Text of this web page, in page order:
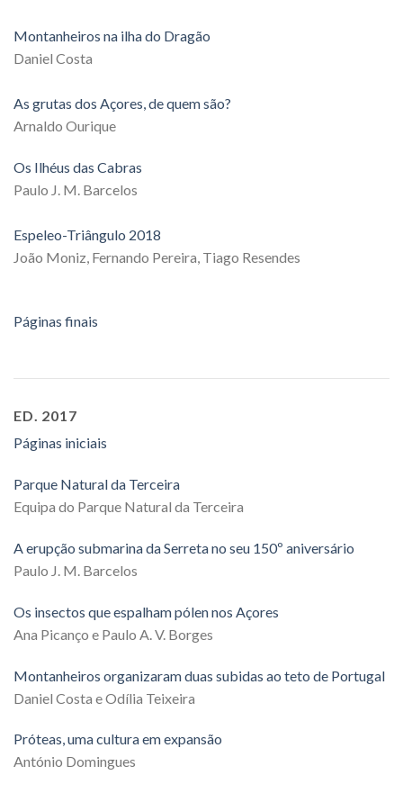
Montanheiros na ilha do Dragão
Daniel Costa
As grutas dos Açores, de quem são?
Arnaldo Ourique
Os Ilhéus das Cabras
Paulo J. M. Barcelos
Espeleo-Triângulo 2018
João Moniz, Fernando Pereira, Tiago Resendes
Páginas finais
ED. 2017
Páginas iniciais
Parque Natural da Terceira
Equipa do Parque Natural da Terceira
A erupção submarina da Serreta no seu 150º aniversário
Paulo J. M. Barcelos
Os insectos que espalham pólen nos Açores
Ana Picanço e Paulo A. V. Borges
Montanheiros organizaram duas subidas ao teto de Portugal
Daniel Costa e Odília Teixeira
Próteas, uma cultura em expansão
António Domingues